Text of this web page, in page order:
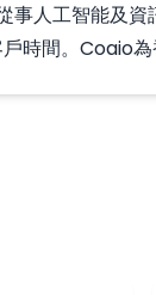
人工智能及
時間。Coaio為